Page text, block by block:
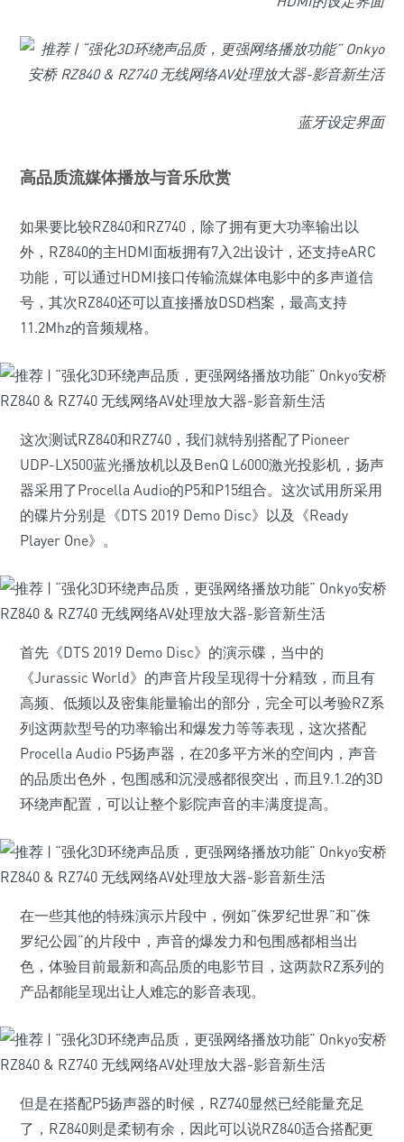
蓝牙设定界面
高品质流媒体播放与音乐欣赏
如果要比较RZ840和RZ740，除了拥有更大功率输出以
外，RZ840的主HDMI面板拥有7入2出设计，还支持eARC
功能，可以通过HDMI接口传输流媒体电影中的多声道信
号，其次RZ840还可以直接播放DSD档案，最高支持
11.2Mhz的音频规格。
这次测试RZ840和RZ740，我们就特别搭配了Pioneer
UDP-LX500蓝光播放机以及BenQ L6000激光投影机，扬声
器采用了Procella Audio的P5和P15组合。这次试用所采用
的碟片分别是《DTS 2019 Demo Disc》以及《Ready
Player One》。
首先《DTS 2019 Demo Disc》的演示碟，当中的
《Jurassic World》的声音片段呈现得十分精致，而且有
高频、低频以及密集能量输出的部分，完全可以考验RZ系
列这两款型号的功率输出和爆发力等等表现，这次搭配
Procella Audio P5扬声器，在20多平方米的空间内，声音
的品质出色外，包围感和沉浸感都很突出，而且9.1.2的3D
环绕声配置，可以让整个影院声音的丰满度提高。
在一些其他的特殊演示片段中，例如“侏罗纪世界”和“侏
罗纪公园”的片段中，声音的爆发力和包围感都相当出
色，体验目前最新和高品质的电影节目，这两款RZ系列的
产品都能呈现出让人难忘的影音表现。
但是在搭配P5扬声器的时候，RZ740显然已经能量充足
了，RZ840则是柔韧有余，因此可以说RZ840适合搭配更